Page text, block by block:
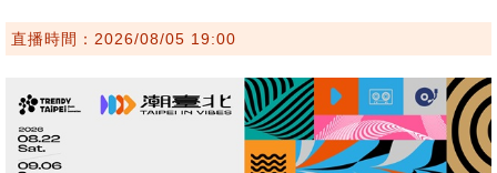
直播時間：2026/08/05 19:00